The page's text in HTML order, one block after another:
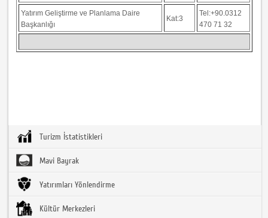
Yatırım Geliştirme ve Planlama Daire
Başkanlığı
Kat:3
Tel:+90.0312
470 71 32
Turizm İstatistikleri
Mavi Bayrak
Yatırımları Yönlendirme
Kültür Merkezleri